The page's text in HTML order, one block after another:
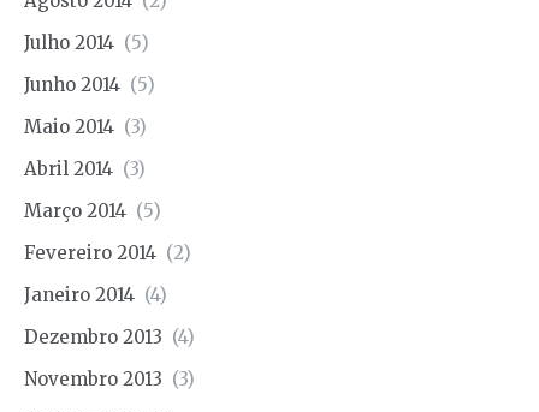
Julho 2014 (5)
Junho 2014 (5)
Maio 2014 (3)
Abril 2014 (3)
Março 2014 (5)
Fevereiro 2014 (2)
Janeiro 2014 (4)
Dezembro 2013 (4)
Novembro 2013 (3)